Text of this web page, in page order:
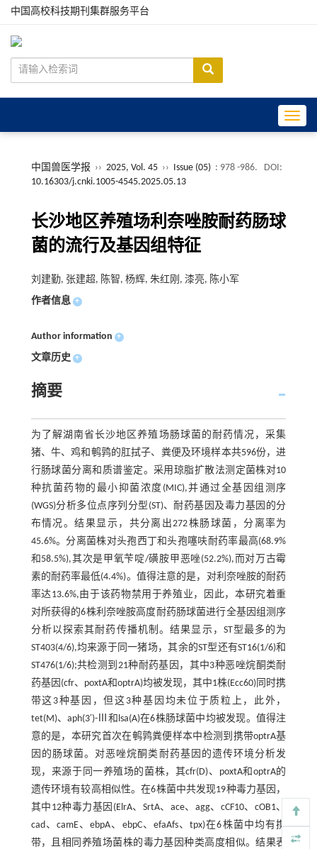
中国高校科技期刊集群服务平台
中国兽医学报 ›› 2025, Vol. 45 ›› Issue (05) : 978 -986.
DOI:
10.16303/j.cnki.1005-4545.2025.05.13
长沙地区养殖场利奈唑胺耐药肠球
菌的流行及基因组特征
刘建勤, 张建超, 陈智, 杨辉, 朱红刚, 漆亮, 陈小军
作者信息 +
Author information +
文章历史 +
摘要
为了解湖南省长沙地区养殖场肠球菌的耐药情况，采集
猪、牛、鸡和鹌鹑的肛拭子、粪便及环境样本共596份，进
行肠球菌分离和质谱鉴定。采用琼脂扩散法测定菌株对10
种抗菌药物的最小抑菌浓度(MIC),并通过全基因组测序
(WGS)分析多位点序列分型(ST)、耐药基因及毒力基因的分
布情况。结果显示，共分离出272株肠球菌，分离率为
45.6%。分离菌株对头孢西丁和头孢噻呋耐药率最高(68.9%
和58.5%),其次是甲氧苄啶/磺胺甲恶唑(52.2%),而对万古霉
素的耐药率最低(4.4%)。值得注意的是，对利奈唑胺的耐药
率达13.6%,由于该药物禁用于养殖业，因此，本研究着重
对所获得的6株利奈唑胺高度耐药肠球菌进行全基因组测序
分析以探索其耐药传播机制。结果显示，ST型最多的为
ST403(4/6),均来源于同一猪场，其余的ST型还有ST16(1/6)和
ST476(1/6);共检测到21种耐药基因，其中3种恶唑烷酮类耐
药基因(cfr、poxtA和optrA)均被发现，其中1株(Ecc60)同时携
带这3种基因，但这3种基因均未位于质粒上，此外，
tet(M)、aph(3′)-Ⅲ和lsa(A)在6株肠球菌中均被发现。值得注
意的是，本研究首次在鹌鹑粪便样本中检测到携带optrA基
因的肠球菌。对恶唑烷酮类耐药基因的遗传环境分析发
现，来源于同一养殖场的菌株，其cfr(D)、poxtA和optrA的
遗传环境有较高相似性。在6株菌中共发现19种毒力基因，
其中12种毒力基因(ElrA、SrtA、ace、agg、cCF10、cOB1、
cad、camE、ebpA、ebpC、efaAfs、tpx)在6株菌中均有携
带，且相同养殖场菌株的毒力基因种类高度相似。结果表